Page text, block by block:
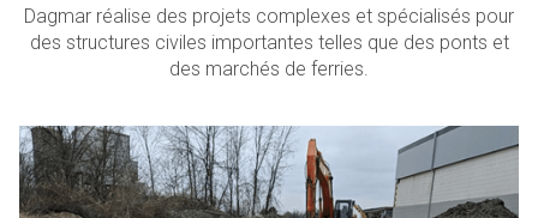
Dagmar réalise des projets complexes et spécialisés pour
des structures civiles importantes telles que des ponts et
des marchés de ferries.